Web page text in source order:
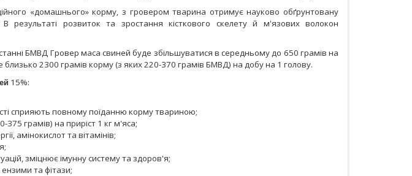
«домашнього» корму, з гровером тварина отримує науково обґрунтовану
результаті розвиток та зростання кісткового скелету й м'язових волокон
БМВД Гровер маса свиней буде збільшуватися в середньому до 650 грамів на
2300 грамів корму (з яких 220-370 грамів БМВД) на добу на 1 голову.
15%:
сприяють повному поїданню корму твариною;
грамів) на приріст 1 кг м'яса;
амінокислот та вітамінів;
зміцнює імунну систему та здоров'я;
та фітази;